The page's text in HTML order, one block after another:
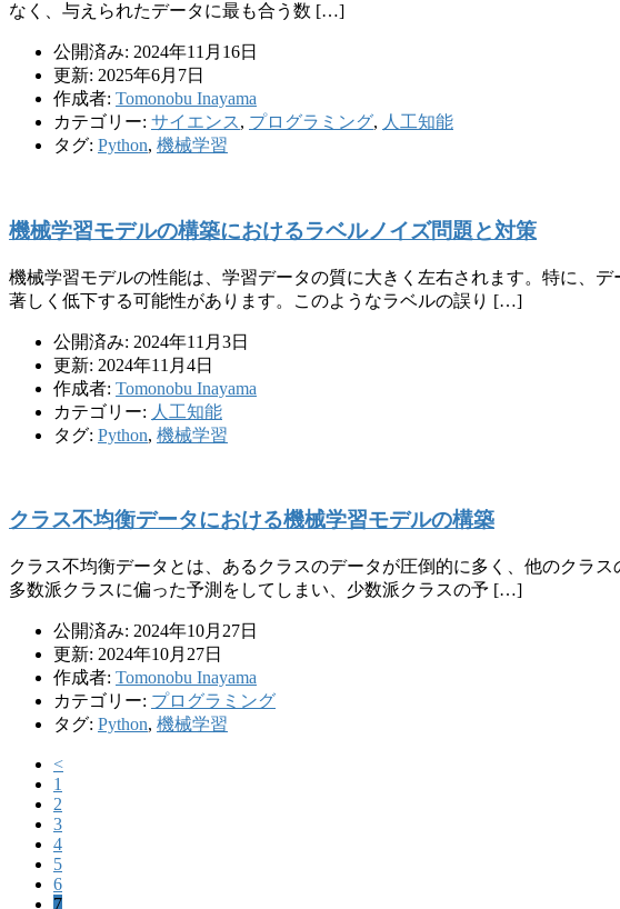
なく、与えられたデータに最も合う数 […]
公開済み: 2024年11月16日
更新: 2025年6月7日
作成者: Tomonobu Inayama
カテゴリー: サイエンス, プログラミング, 人工知能
タグ: Python, 機械学習
機械学習モデルの構築におけるラベルノイズ問題と対策
機械学習モデルの性能は、学習データの質に大きく左右されます。特に、
著しく低下する可能性があります。このようなラベルの誤り […]
公開済み: 2024年11月3日
更新: 2024年11月4日
作成者: Tomonobu Inayama
カテゴリー: 人工知能
タグ: Python, 機械学習
クラス不均衡データにおける機械学習モデルの構築
クラス不均衡データとは、あるクラスのデータが圧倒的に多く、他のクラ
多数派クラスに偏った予測をしてしまい、少数派クラスの予 […]
公開済み: 2024年10月27日
更新: 2024年10月27日
作成者: Tomonobu Inayama
カテゴリー: プログラミング
タグ: Python, 機械学習
<
1
2
3
4
5
6
7